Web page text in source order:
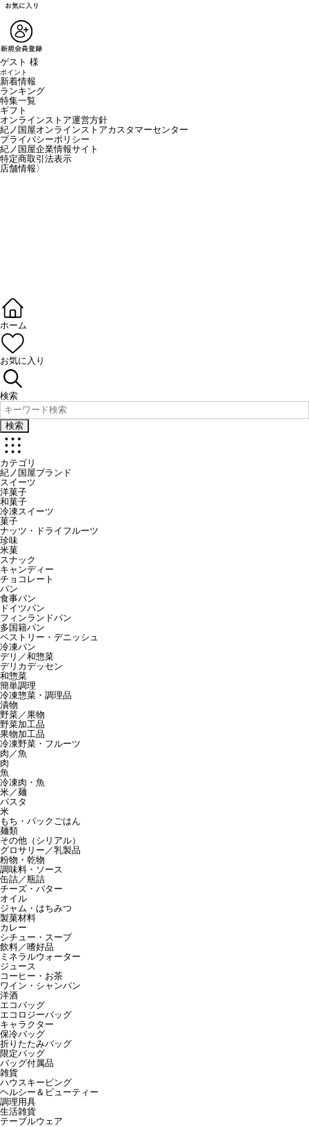
ゲスト 様
ポイント
新着情報
ランキング
特集一覧
ギフト
オンラインストア運営方針
紀ノ国屋オンラインストアカスタマーセンター
プライバシーポリシー
紀ノ国屋企業情報サイト
特定商取引法表示
店舗情報 〉
ホーム
お気に入り
検索
検索
カテゴリ
紀ノ国屋ブランド
スイーツ
洋菓子
和菓子
冷凍スイーツ
菓子
ナッツ・ドライフルーツ
珍味
米菓
スナック
キャンディー
チョコレート
パン
食事パン
ドイツパン
フィンランドパン
多国籍パン
ペストリー・デニッシュ
冷凍パン
デリ／和惣菜
デリカデッセン
和惣菜
簡単調理
冷凍惣菜・調理品
漬物
野菜／果物
野菜加工品
果物加工品
冷凍野菜・フルーツ
肉／魚
肉
魚
冷凍肉・魚
米／麺
パスタ
米
もち・パックごはん
麺類
その他（シリアル）
グロサリー／乳製品
粉物・乾物
調味料・ソース
缶詰／瓶詰
チーズ・バター
オイル
ジャム・はちみつ
製菓材料
カレー
シチュー・スープ
飲料／嗜好品
ミネラルウォーター
ジュース
コーヒー・お茶
ワイン・シャンパン
洋酒
エコバッグ
エコロジーバッグ
キャラクター
保冷バッグ
折りたたみバッグ
限定バッグ
バッグ付属品
雑貨
ハウスキーピング
ヘルシー＆ビューティー
調理用具
生活雑貨
テーブルウェア